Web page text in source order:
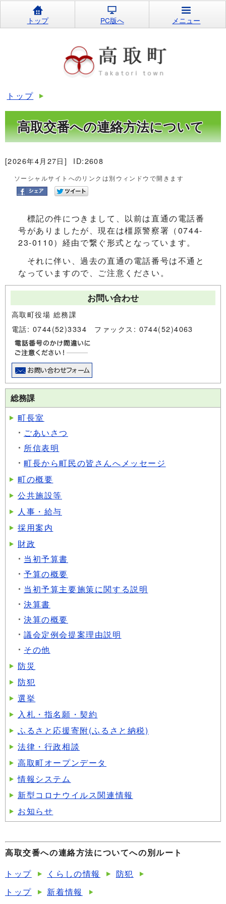
トップ PC版へ メニュー
トップ
高取交番への連絡方法について
[2026年4月27日] ID:2608
ソーシャルサイトへのリンクは別ウィンドウで開きます
標記の件につきまして、以前は直通の電話番
号がありましたが、現在は橿原警察署（0744-
23-0110）経由で繋ぐ形式となっています。
それに伴い、過去の直通の電話番号は不通と
なっていますので、ご注意ください。
お問い合わせ
高取町役場 総務課
電話: 0744(52)3334 ファックス: 0744(52)4063
総務課
町長室
ごあいさつ
所信表明
町長から町民の皆さんへメッセージ
町の概要
公共施設等
人事・給与
採用案内
財政
当初予算書
予算の概要
当初予算主要施策に関する説明
決算書
決算の概要
議会定例会提案理由説明
その他
防災
防犯
選挙
入札・指名願・契約
ふるさと応援寄附(ふるさと納税)
法律・行政相談
高取町オープンデータ
情報システム
新型コロナウイルス関連情報
お知らせ
高取交番への連絡方法についてへの別ルート
トップ
くらしの情報
防犯
トップ
新着情報